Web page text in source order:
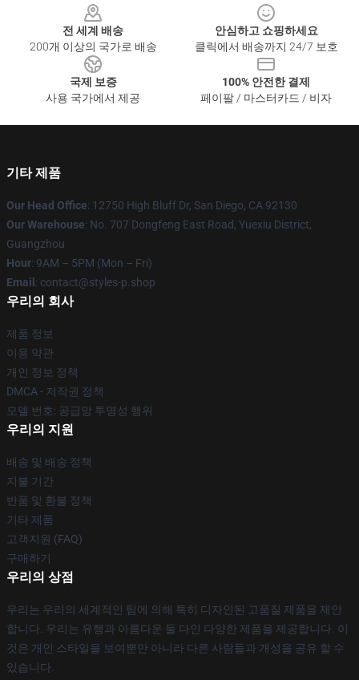
전 세계 배송
200개 이상의 국가로 배송
안심하고 쇼핑하세요
클릭에서 배송까지 24/7 보호
국제 보증
사용 국가에서 제공
100% 안전한 결제
페이팔 / 마스터카드 / 비자
기타 제품
Our Head Office: 12750 High Bluff Dr, San Diego, CA 92130
Our Warehouse: No. 707 Dongfeng East Road, Yuexiu District,
Guangzhou
Hour: 9AM – 5PM (Mon – Fri)
Email : contact@styles-p.shop
우리의 회사
제품 정보
이용 약관
개인 정보 정책
DMCA - 저작권 정책
모델 번호: 공급망 투명성 행위
우리의 지원
배송 및 배송 정책
지불 기간
반품 및 환불 정책
기타 제품
고객지원 (FAQ)
구매하기
우리의 상점
우리는 우리의 세계적인 팀에 의해 특히 디자인된 고품질 제품을 제안
합니다. 우리는 유행과 아름다운 둘 다인 다양한 제품을 제공합니다. 이
것은 개인 스타일을 보여뿐만 아니라 다른 사람들과 개성을 공유 할 수
있습니다.